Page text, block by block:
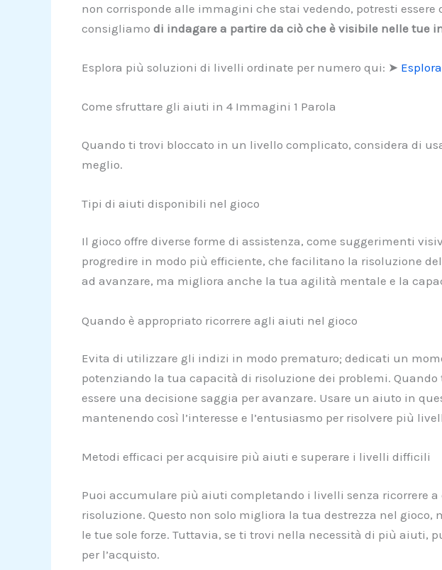
non corrisponde alle immagini che stai vedendo, potresti
consigliamo di indagare a partire da ciò che è visibile nelle tue
Esplora più soluzioni di livelli ordinate per numero qui: ➤
Come sfruttare gli aiuti in 4 Immagini 1 Parola
Quando ti trovi bloccato in un livello complicato, considera di
meglio.
Tipi di aiuti disponibili nel gioco
Il gioco offre diverse forme di assistenza, come suggerimenti
progredire in modo più efficiente, che facilitano la risoluzione
ad avanzare, ma migliora anche la tua agilità mentale e la
Quando è appropriato ricorrere agli aiuti nel gioco
Evita di utilizzare gli indizi in modo prematuro; dedicati un
potenziando la tua capacità di risoluzione dei problemi.
essere una decisione saggia per avanzare. Usare un aiuto in
mantenendo così l’interesse e l’entusiasmo per risolvere più
Metodi efficaci per acquisire più aiuti e superare i livelli difficili
Puoi accumulare più aiuti completando i livelli senza ricorrere
risoluzione. Questo non solo migliora la tua destrezza nel
le tue sole forze. Tuttavia, se ti trovi nella necessità di più aiuti,
per l’acquisto.